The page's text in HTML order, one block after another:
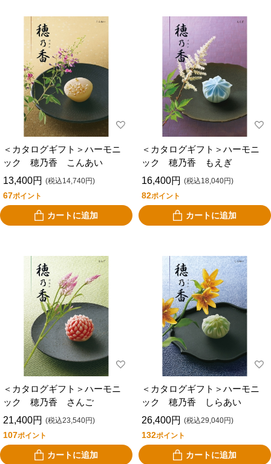
＜カタログギフト＞ハーモニ
ック 穂乃香 こんあい
13,400円 (税込14,740円)
67ポイント
カートに追加
＜カタログギフト＞ハーモニ
ック 穂乃香 もえぎ
16,400円 (税込18,040円)
82ポイント
カートに追加
＜カタログギフト＞ハーモニ
ック 穂乃香 さんご
21,400円 (税込23,540円)
107ポイント
カートに追加
＜カタログギフト＞ハーモニ
ック 穂乃香 しらあい
26,400円 (税込29,040円)
132ポイント
カートに追加